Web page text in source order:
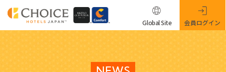
Global Site 会員ログイン